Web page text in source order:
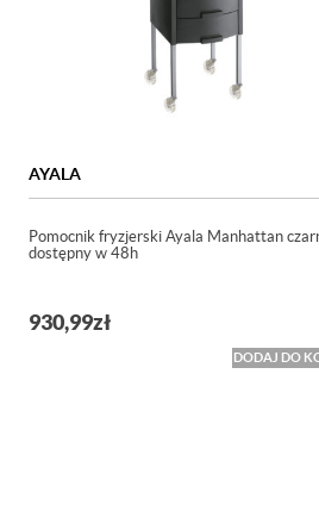
AYALA
Pomocnik fryzjerski Ayala Manhattan
dostępny w 48h
930,99zł
DODAJ DO